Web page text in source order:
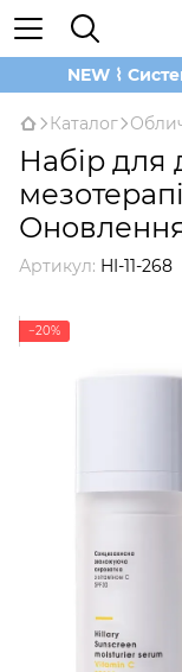
NEW ⌇
Каталог
Набір для
Артикул: HI-11-268
−20%